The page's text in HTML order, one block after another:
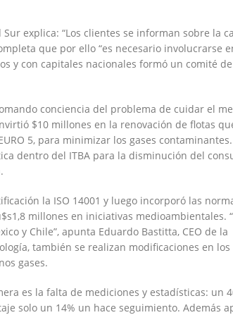
explica: “Los clientes se informan sobre la
que por ello “es necesario involucrarse
y con capitales nacionales formó un comité de
conciencia del problema de cuidar el
$10 millones en la renovación de flotas
5, para minimizar los gases contaminantes.
dentro del ITBA para la disminución del
la ISO 14001 y luego incorporó las
millones en iniciativas medioambientales.
y Chile”, apunta Eduardo Bastitta, CEO de la
también se realizan modificaciones en los
gases.
es la falta de mediciones y estadísticas: un
solo un 14% un hace seguimiento. Además